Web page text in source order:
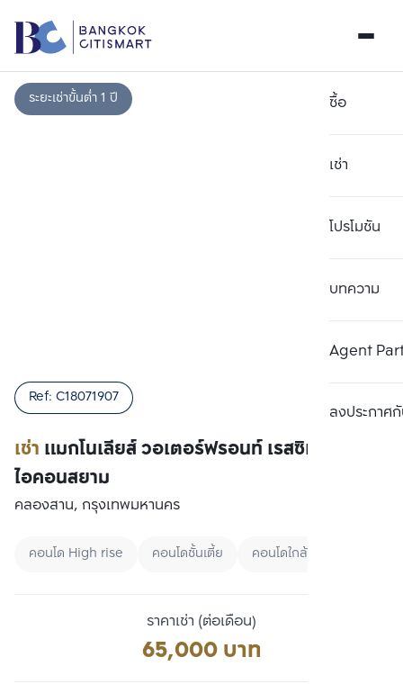
ซื้อ
เช่า
โปรโมชัน
บทความ
Agent
ลงประกาศกั
ระยะเช่าขั้นต่ำ 1 ปี
เช่า แมกโนเลียส์ วอเตอร์ฟรอนท์ เรสซิเดนซ์ ณ
ไอคอนสยาม
Ref: C18071907
คลองสาน, กรุงเทพมหานคร
คอนโด High rise คอนโดชั้นเตี้ย คอนโดใกล้ BTS
ราคาเช่า (ต่อเดือน)
65,000 บาท